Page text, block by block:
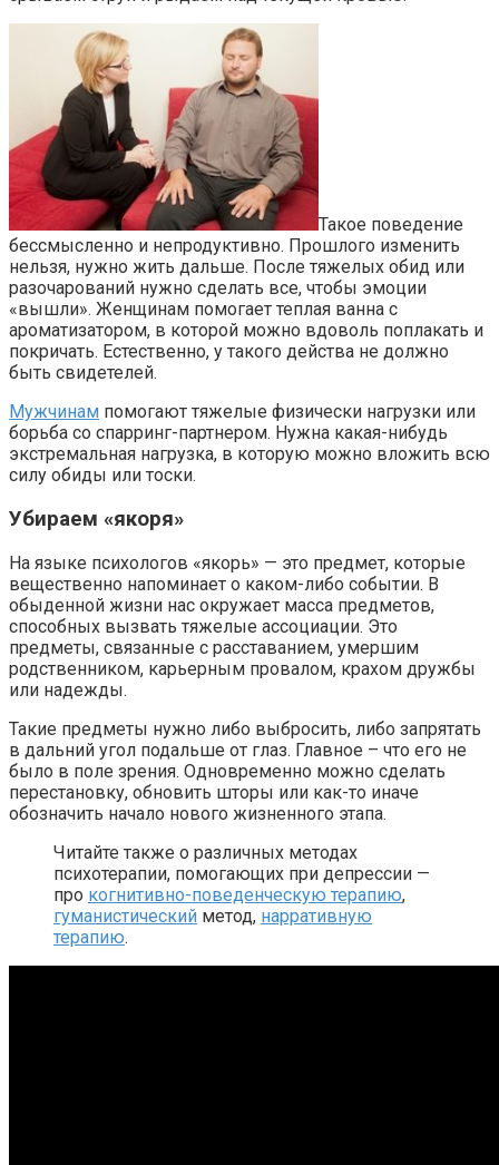
Такое поведение
бессмысленно и непродуктивно. Прошлого изменить
нельзя, нужно жить дальше. После тяжелых обид или
разочарований нужно сделать все, чтобы эмоции
«вышли». Женщинам помогает теплая ванна с
ароматизатором, в которой можно вдоволь поплакать и
покричать. Естественно, у такого действа не должно
быть свидетелей.
Мужчинам помогают тяжелые физически нагрузки или
борьба со спарринг-партнером. Нужна какая-нибудь
экстремальная нагрузка, в которую можно вложить всю
силу обиды или тоски.
Убираем «якоря»
На языке психологов «якорь» — это предмет, которые
вещественно напоминает о каком-либо событии. В
обыденной жизни нас окружает масса предметов,
способных вызвать тяжелые ассоциации. Это
предметы, связанные с расставанием, умершим
родственником, карьерным провалом, крахом дружбы
или надежды.
Такие предметы нужно либо выбросить, либо запрятать
в дальний угол подальше от глаз. Главное – что его не
было в поле зрения. Одновременно можно сделать
перестановку, обновить шторы или как-то иначе
обозначить начало нового жизненного этапа.
Читайте также о различных методах
психотерапии, помогающих при депрессии —
про когнитивно-поведенческую терапию,
гуманистический метод, нарративную
терапию.